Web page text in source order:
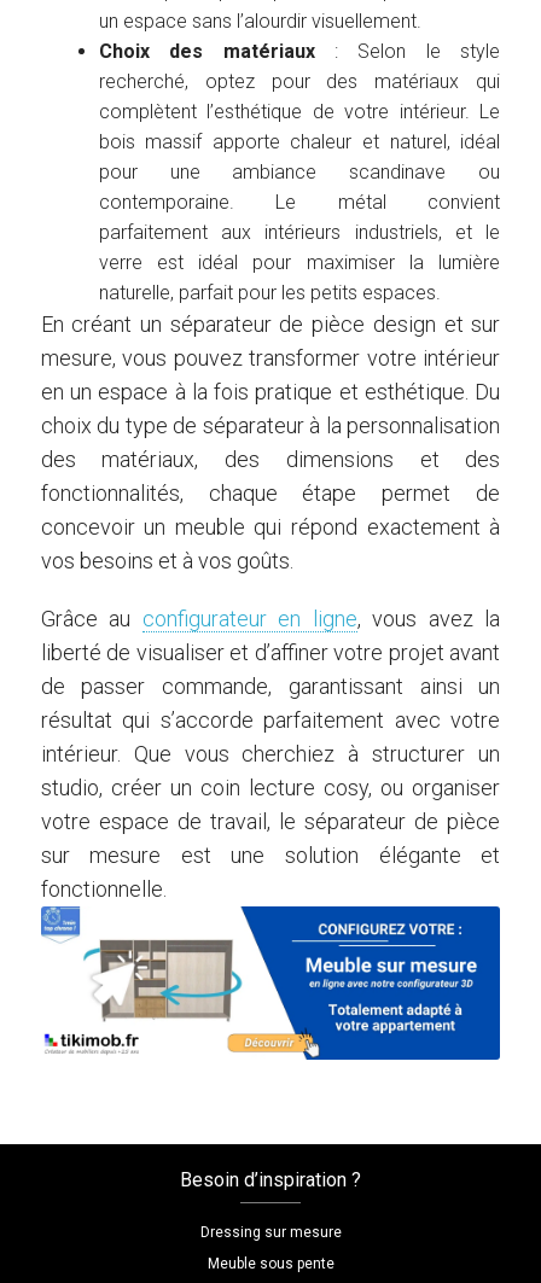
un espace sans l’alourdir visuellement.
Choix des matériaux: Selon le style
recherché, optez pour des matériaux qui
complètent l’esthétique de votre intérieur. Le
bois massif apporte chaleur et naturel, idéal
pour une ambiance scandinave ou
contemporaine. Le métal convient
parfaitement aux intérieurs industriels, et le
verre est idéal pour maximiser la lumière
naturelle, parfait pour les petits espaces.
En créant un séparateur de pièce design et sur
mesure, vous pouvez transformer votre intérieur
en un espace à la fois pratique et esthétique. Du
choix du type de séparateur à la personnalisation
des matériaux, des dimensions et des
fonctionnalités, chaque étape permet de
concevoir un meuble qui répond exactement à
vos besoins et à vos goûts.
Grâce au configurateur en ligne, vous avez la
liberté de visualiser et d’affiner votre projet avant
de passer commande, garantissant ainsi un
résultat qui s’accorde parfaitement avec votre
intérieur. Que vous cherchiez à structurer un
studio, créer un coin lecture cosy, ou organiser
votre espace de travail, le séparateur de pièce
sur mesure est une solution élégante et
fonctionnelle.
Besoin d’inspiration ?
Dressing sur mesure
Meuble sous pente